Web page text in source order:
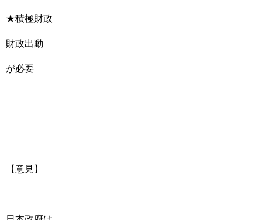
★積極財政
財政出動
が必要
【意見】